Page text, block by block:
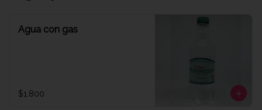
Agua con gas
$1.800